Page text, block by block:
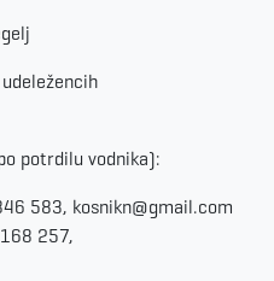
potrdilu vodnika):
583, kosnikn@gmail.com
257,